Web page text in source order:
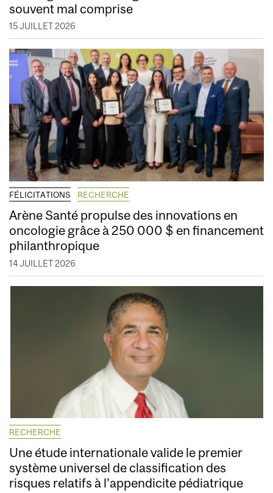
souvent mal comprise
15 JUILLET 2026
FÉLICITATIONS RECHERCHE
Arène Santé propulse des innovations en
oncologie grâce à 250 000 $ en financement
philanthropique
14 JUILLET 2026
RECHERCHE
Une étude internationale valide le premier
système universel de classification des
risques relatifs à l’appendicite pédiatrique